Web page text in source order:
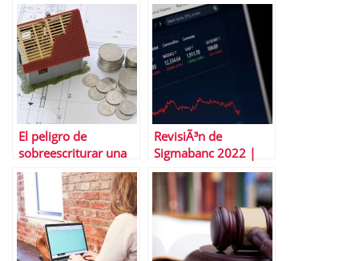
quÃ© indica el
patrÃ³n de bandera
alcista
inmueble para
alquilar?
El peligro de
sobreescriturar una
vivienda
RevisiÃ³n de
Sigmabanc 2022 |
Pros y contras
descubiertos